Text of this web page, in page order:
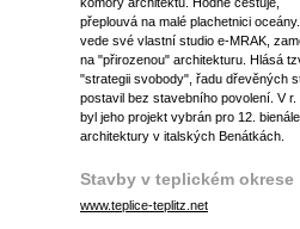
přeplouvá na malé plachetnici
vede své vlastní studio e-MRAK,
na "přirozenou" architekturu. Hlásá
"strategii svobody", řadu dřevěných
postavil bez stavebního povolení. V r.
byl jeho projekt vybrán pro 12. bienále
architektury v italských Benátkách.
Stavby v teplickém okrese
www.teplice-teplitz.net